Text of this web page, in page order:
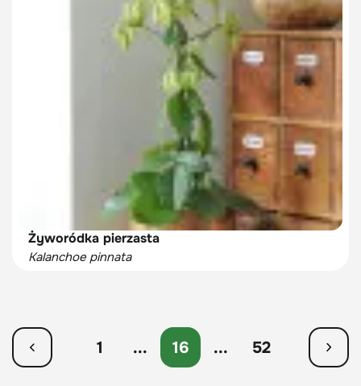
Żyworódka pierzasta
Kalanchoe pinnata
1 ... 16 ... 52